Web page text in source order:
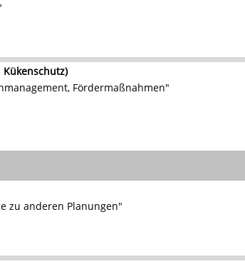
Fördermaßnahmen"
zu anderen Planungen"